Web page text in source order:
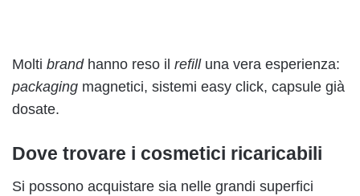
Molti brandhanno reso il refilluna vera esperienza:
packaging magnetici, sistemi easy click, capsule già
dosate.
Dove trovare i cosmetici ricaricabili
Si possono acquistare sia nelle grandi superfici